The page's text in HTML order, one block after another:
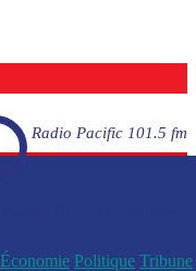
Radio Pacific 101.5 fm
Économie Politique Tribune